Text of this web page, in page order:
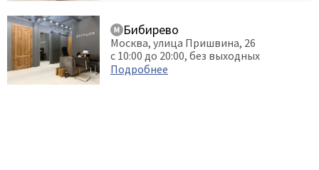
Бибирево
Москва, улица Пришвина, 26
с 10:00 до 20:00, без выходных
Подробнее